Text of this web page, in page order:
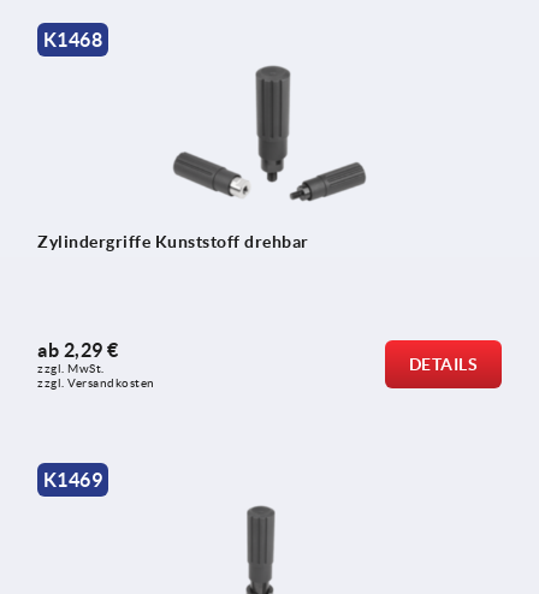
K1468
Zylindergriffe Kunststoff drehbar
ab 2,29 €
zzgl. MwSt.
zzgl. Versandkosten
DETAILS
K1469